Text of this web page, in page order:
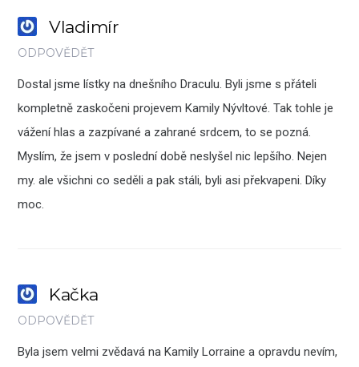
Vladimír
ODPOVĚDĚT
Dostal jsme lístky na dnešního Draculu. Byli jsme s přáteli
kompletně zaskočeni projevem Kamily Nývltové. Tak tohle je
vážení hlas a zazpívané a zahrané srdcem, to se pozná.
Myslím, že jsem v poslední době neslyšel nic lepšího. Nejen
my. ale všichni co seděli a pak stáli, byli asi překvapeni. Díky
moc.
Kačka
ODPOVĚDĚT
Byla jsem velmi zvědavá na Kamily Lorraine a opravdu nevím,